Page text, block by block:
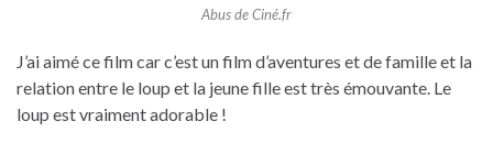
Abus de Ciné.fr
J’ai aimé ce film car c’est un film d’aventures et de famille et la
relation entre le loup et la jeune fille est très émouvante. Le
loup est vraiment adorable !